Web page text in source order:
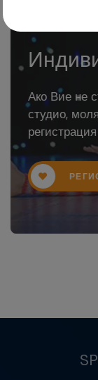
Ако Вие не
студио,